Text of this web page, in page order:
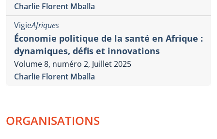
Charlie Florent Mballa
VigieAfriques
Économie politique de la santé en Afrique :
dynamiques, défis et innovations
Volume 8, numéro 2, Juillet 2025
Charlie Florent Mballa
ORGANISATIONS